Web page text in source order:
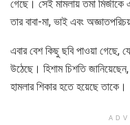
গেছে। সেই মামলায় তমা
তার বাবা-মা, ভাই এবং
এবার বেশ কিছু ছবি পাওয়া গেছে,
উঠেছে। হিশাম চিশতি
হামলার শিকার হতে হয়েছে তাকে।